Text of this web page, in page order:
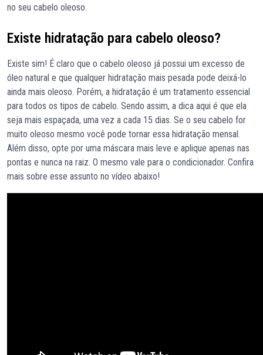
no seu cabelo oleoso.
Existe hidratação para cabelo oleoso?
Existe sim! É claro que o cabelo oleoso já possui um excesso de
óleo natural e que qualquer hidratação mais pesada pode deixá-lo
ainda mais oleoso. Porém, a hidratação é um tratamento essencial
para todos os tipos de cabelo. Sendo assim, a dica aqui é que ela
seja mais espaçada, uma vez a cada 15 dias. Se o seu cabelo for
muito oleoso mesmo você pode tornar essa hidratação mensal.
Além disso, opte por uma máscara mais leve e aplique apenas nas
pontas e nunca na raiz. O mesmo vale para o condicionador. Confira
mais sobre esse assunto no vídeo abaixo!